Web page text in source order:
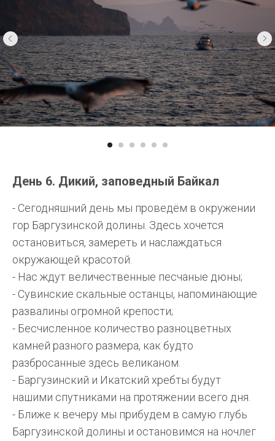
День 6. Дикий, заповедный Байкал
- Сегодняшний день мы проведём в окружении
гор Баргузинской долины. Здесь хочется
остановиться, замереть и наслаждаться
окружающей красотой.
- Нас ждут величественные песчаные дюны;
- Сувинские скальные останцы, напоминающие
развалины огромной крепости;
- Бесчисленное количество разноцветных
камней разного размера, как будто
разбросанные здесь великаном.
- Баргузинский и Икатский хребты будут
нашими спутниками на протяжении всего дня.
- Ближе к вечеру мы прибудем в самую глубь
Баргузинской долины и остановимся на ночлег